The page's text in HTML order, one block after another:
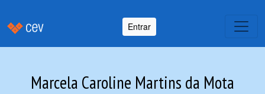
Entrar
Marcela Caroline Martins da Mota